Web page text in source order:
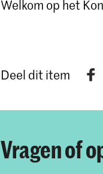
Welkom op het
Deel dit item
Vragen of